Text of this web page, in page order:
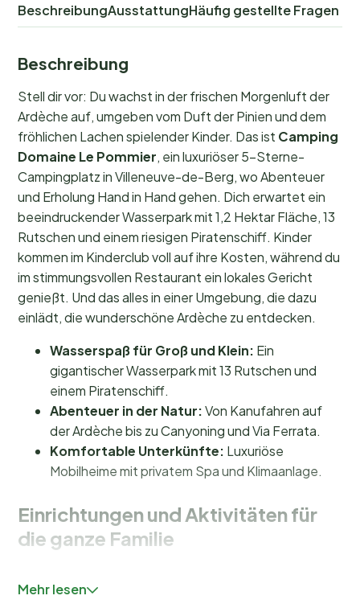
BeschreibungAusstattungHäufig gestellte Fragen
Beschreibung
Stell dir vor: Du wachst in der frischen Morgenluft der
Ardèche auf, umgeben vom Duft der Pinien und dem
fröhlichen Lachen spielender Kinder. Das ist Camping
Domaine Le Pommier, ein luxuriöser 5-Sterne-
Campingplatz in Villeneuve-de-Berg, wo Abenteuer
und Erholung Hand in Hand gehen. Dich erwartet ein
beeindruckender Wasserpark mit 1,2 Hektar Fläche, 13
Rutschen und einem riesigen Piratenschiff. Kinder
kommen im Kinderclub voll auf ihre Kosten, während du
im stimmungsvollen Restaurant ein lokales Gericht
genießt. Und das alles in einer Umgebung, die dazu
einlädt, die wunderschöne Ardèche zu entdecken.
Wasserspaß für Groß und Klein: Ein
gigantischer Wasserpark mit 13 Rutschen und
einem Piratenschiff.
Abenteuer in der Natur:Von Kanufahren auf
der Ardèche bis zu Canyoning und Via Ferrata.
Komfortable Unterkünfte: Luxuriöse
Mobilheime mit privatem Spa und Klimaanlage.
Einrichtungen und Aktivitäten für
die ganze Familie
etwas zu erleben. Der Wasserpark ist ein wahres
Mehr lesen